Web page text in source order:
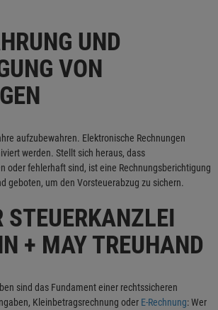
UND
VON
aufzubewahren. Elektronische Rechnungen
werden. Stellt sich heraus, dass
oder fehlerhaft sind, ist eine Rechnungsberichtigung
geboten, um den Vorsteuerabzug zu sichern.
STEUERKANZLEI
+ MAY TREUHAND
sind das Fundament einer rechtssicheren
Kleinbetragsrechnung oder E-Rechnung: Wer